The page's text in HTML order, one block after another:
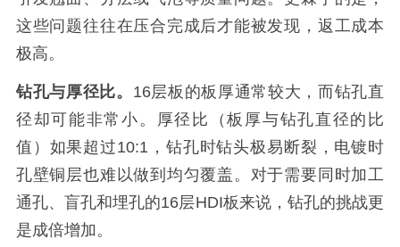
这些问题往往在压合完成后才能被发现，返工成本
极高。
钻孔与厚径比。 16层板的板厚通常较大，而钻孔直
径却可能非常小。厚径比（板厚与钻孔直径的比
值）如果超过10:1，钻孔时钻头极易断裂，电镀时
孔壁铜层也难以做到均匀覆盖。对于需要同时加工
通孔、盲孔和埋孔的16层HDI板来说，钻孔的挑战更
是成倍增加。